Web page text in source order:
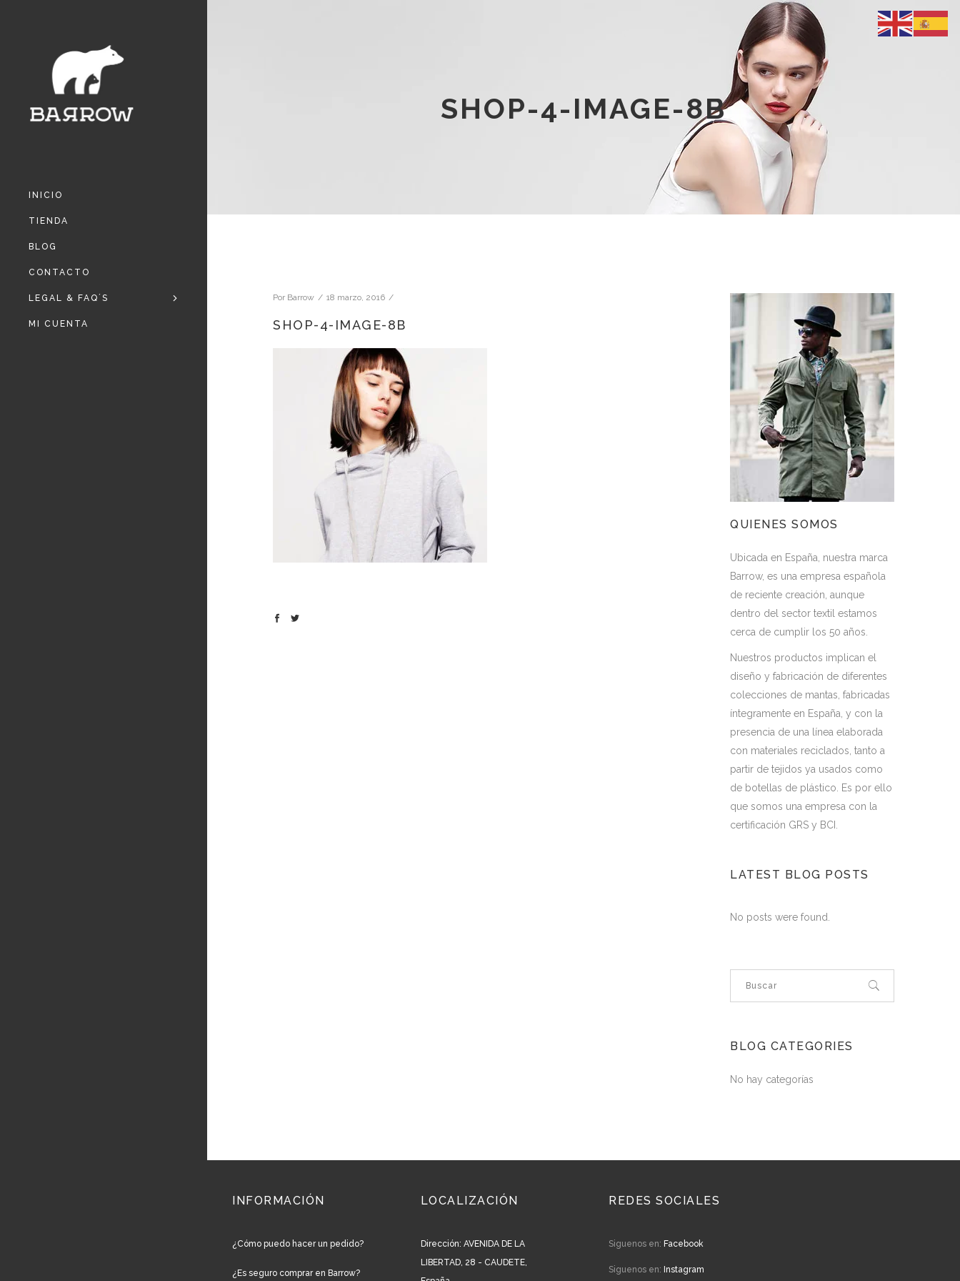
INICIO
TIENDA
BLOG
CONTACTO
LEGAL & FAQ´S
MI CUENTA
SHOP-4-IMAGE-8B
Por Barrow 18 marzo, 2016
SHOP-4-IMAGE-8B
QUIENES SOMOS
Ubicada en España, nuestra marca
Barrow, es una empresa española
de reciente creación, aunque
dentro del sector textil estamos
cerca de cumplir los 50 años.
Nuestros productos implican el
diseño y fabricación de diferentes
colecciones de mantas, fabricadas
íntegramente en España, y con la
presencia de una línea elaborada
con materiales reciclados, tanto a
partir de tejidos ya usados como
de botellas de plástico. Es por ello
que somos una empresa con la
certificación GRS y BCI.
LATEST BLOG POSTS
No posts were found.
BLOG CATEGORIES
No hay categorías
INFORMACIÓN
¿Cómo puedo hacer un pedido?
¿Es seguro comprar en Barrow?
LOCALIZACIÓN
Dirección: AVENIDA DE LA
LIBERTAD, 28 - CAUDETE,
REDES SOCIALES
Siguenos en: Facebook
Siguenos en: Instagram